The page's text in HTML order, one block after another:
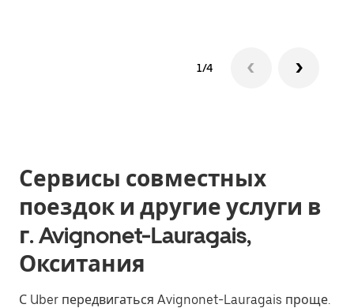
1/4
Сервисы совместных
поездок и другие услуги в
г. Avignonet-Lauragais,
Окситания
С Uber передвигаться Avignonet-Lauragais проще.